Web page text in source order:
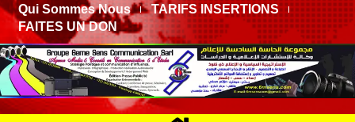
Qui Sommes Nous
TARIFS INSERTIONS
FAITES UN DON